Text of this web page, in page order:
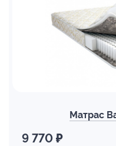
Матрас
9 770 ₽